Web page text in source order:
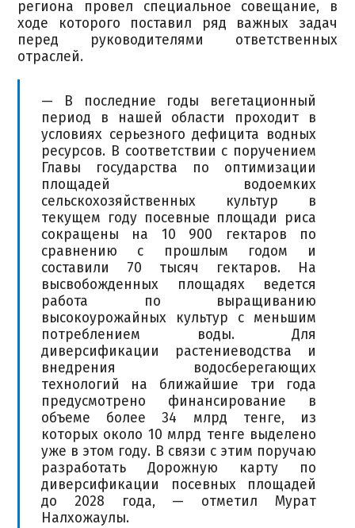
региона провел специальное совещание, в
ходе которого поставил ряд важных задач
перед руководителями ответственных
отраслей.
— В последние годы вегетационный
период в нашей области проходит в
условиях серьезного дефицита водных
ресурсов. В соответствии с поручением
Главы государства по оптимизации
площадей водоемких
сельскохозяйственных культур в
текущем году посевные площади риса
сокращены на 10 900 гектаров по
сравнению с прошлым годом и
составили 70 тысяч гектаров. На
высвобожденных площадях ведется
работа по выращиванию
высокоурожайных культур с меньшим
потреблением воды. Для
диверсификации растениеводства и
внедрения водосберегающих
технологий на ближайшие три года
предусмотрено финансирование в
объеме более 34 млрд тенге, из
которых около 10 млрд тенге выделено
уже в этом году. В связи с этим поручаю
разработать Дорожную карту по
диверсификации посевных площадей
до 2028 года, — отметил Мурат
Налхожаулы.